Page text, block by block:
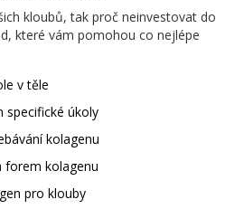
kloubů, tak proč neinvestovat do
které vám pomohou co nejlépe
v těle
specifické úkoly
kolagenu
forem kolagenu
pro klouby